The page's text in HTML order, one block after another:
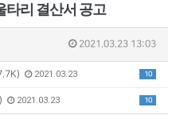
타리 결산서 공고
2021.03.23 13:03
10
2021.03.23
10
2021.03.23